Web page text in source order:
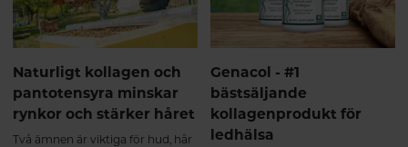
Naturligt kollagen och
pantotensyra minskar
rynkor och stärker håret
Två ämnen är viktiga för hud, hår
Genacol - #1
bästsäljande
kollagenprodukt för
ledhälsa